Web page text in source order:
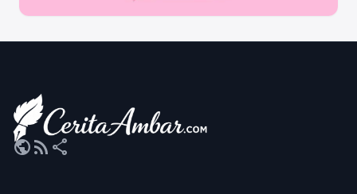
publicrss_feed share